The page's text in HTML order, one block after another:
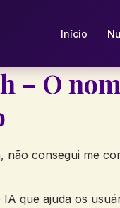
Início
– O
não consegui me
IA que ajuda os